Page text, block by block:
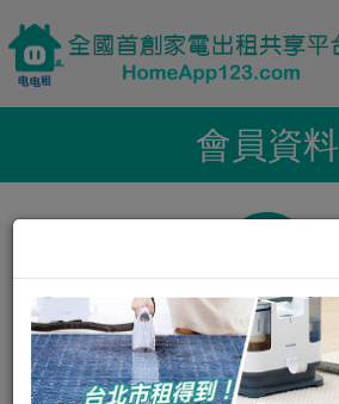
會員資料
暱稱: 于潔兒